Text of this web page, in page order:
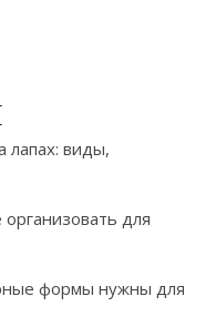
виды,
для
формы нужны для